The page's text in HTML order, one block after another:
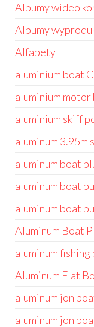
Albumy wideo
Albumy
Alfabety
aluminium boat
aluminium motor
aluminium skiff
aluminum 3.95m
aluminum boat
aluminum boat
aluminum boat
Aluminum Boat
aluminum fishing
Aluminum Flat
aluminum jon
aluminum jon